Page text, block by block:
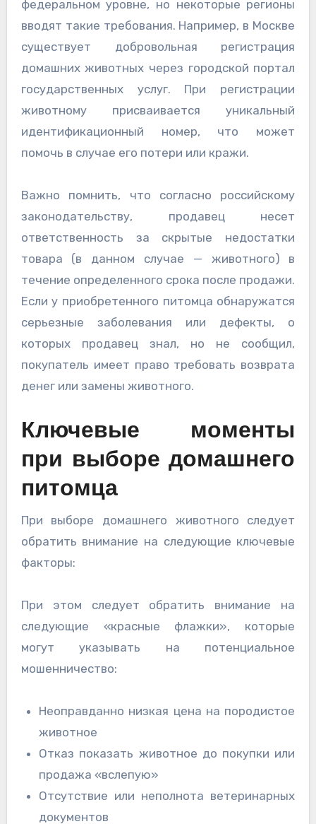
федеральном уровне, но некоторые регионы
вводят такие требования. Например, в Москве
существует добровольная регистрация
домашних животных через городской портал
государственных услуг. При регистрации
животному присваивается уникальный
идентификационный номер, что может
помочь в случае его потери или кражи.
Важно помнить, что согласно российскому
законодательству, продавец несет
ответственность за скрытые недостатки
товара (в данном случае — животного) в
течение определенного срока после продажи.
Если у приобретенного питомца обнаружатся
серьезные заболевания или дефекты, о
которых продавец знал, но не сообщил,
покупатель имеет право требовать возврата
денег или замены животного.
Ключевые моменты
при выборе домашнего
питомца
При выборе домашнего животного следует
обратить внимание на следующие ключевые
факторы:
При этом следует обратить внимание на
следующие «красные флажки», которые
могут указывать на потенциальное
мошенничество:
Неоправданно низкая цена на породистое
животное
Отказ показать животное до покупки или
продажа «вслепую»
Отсутствие или неполнота ветеринарных
документов